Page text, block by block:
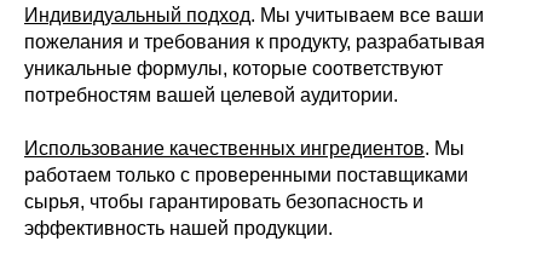
Индивидуальный подход. Мы учитываем все ваши
пожелания и требования к продукту, разрабатывая
уникальные формулы, которые соответствуют
потребностям вашей целевой аудитории.
Использование качественных ингредиентов. Мы
работаем только с проверенными поставщиками
сырья, чтобы гарантировать безопасность и
эффективность нашей продукции.